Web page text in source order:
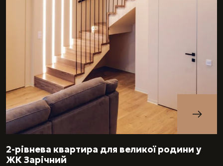
2-рівнева квартира для великої родини у
ЖК Зарічний